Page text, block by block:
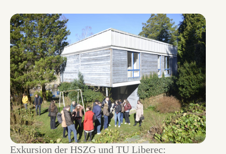
Exkursion der HSZG und TU Liberec: